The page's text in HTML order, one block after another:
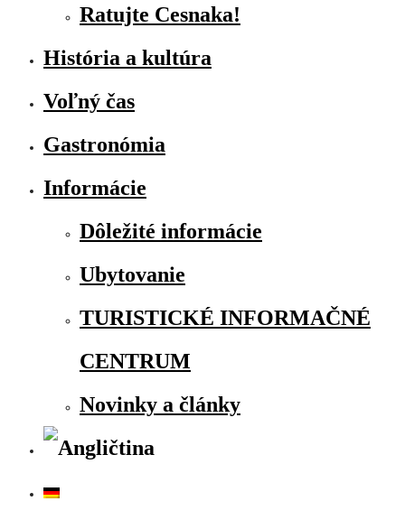
Ratujte Cesnaka!
História a kultúra
Voľný čas
Gastronómia
Informácie
Dôležité informácie
Ubytovanie
TURISTICKÉ INFORMAČNÉ
CENTRUM
Novinky a články